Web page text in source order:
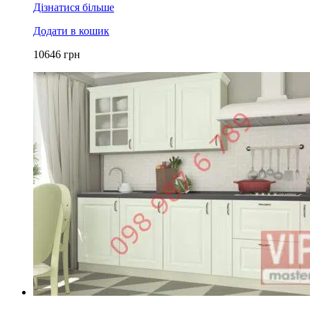
Дізнатися більше
Додати в кошик
10646 грн